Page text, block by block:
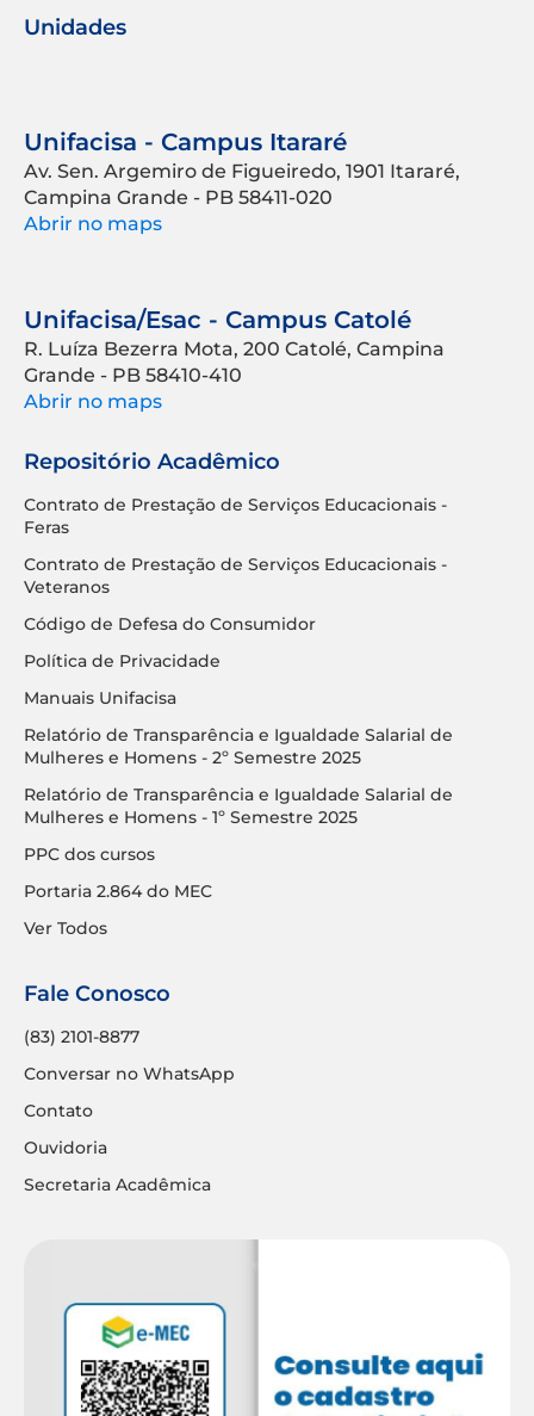
Unidades
Unifacisa - Campus Itararé
Av. Sen. Argemiro de Figueiredo, 1901 Itararé,
Campina Grande - PB 58411-020
Abrir no maps
Unifacisa/Esac - Campus Catolé
R. Luíza Bezerra Mota, 200 Catolé, Campina
Grande - PB 58410-410
Abrir no maps
Repositório Acadêmico
Contrato de Prestação de Serviços Educacionais -
Feras
Contrato de Prestação de Serviços Educacionais -
Veteranos
Código de Defesa do Consumidor
Política de Privacidade
Manuais Unifacisa
Relatório de Transparência e Igualdade Salarial de
Mulheres e Homens - 2º Semestre 2025
Relatório de Transparência e Igualdade Salarial de
Mulheres e Homens - 1º Semestre 2025
PPC dos cursos
Portaria 2.864 do MEC
Ver Todos
Fale Conosco
(83) 2101-8877
Conversar no WhatsApp
Contato
Ouvidoria
Secretaria Acadêmica